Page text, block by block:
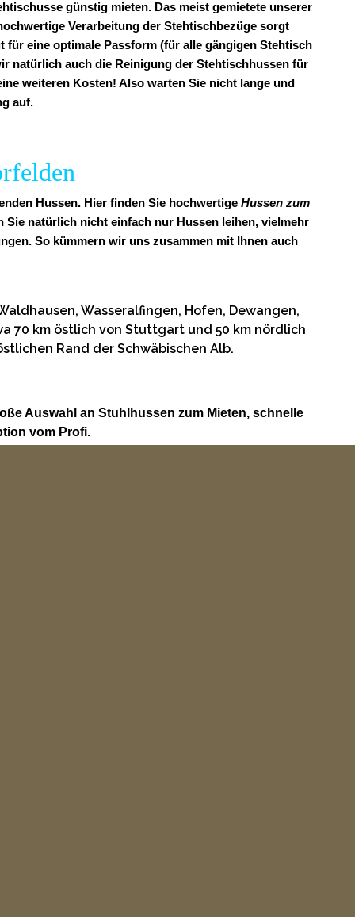
günstig mieten. Das meist gemietete unserer
Verarbeitung der Stehtischbezüge sorgt
eine optimale Passform (für alle gängigen Stehtisch
natürlich auch die Reinigung der Stehtischhussen für
weiteren Kosten! Also warten Sie nicht lange und
auf.
Hussen. Hier finden Sie hochwertige Hussen zum
Sie natürlich nicht einfach nur Hussen leihen, vielmehr
So kümmern wir uns zusammen mit Ihnen auch
Wasseralfingen, Hofen, Dewangen,
70 km östlich von Stuttgart und 50 km nördlich
Rand der Schwäbischen Alb.
Auswahl an Stuhlhussen zum Mieten, schnelle
vom Profi.